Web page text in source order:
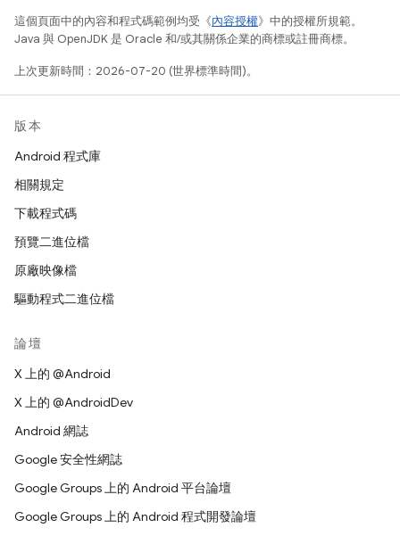
這個頁面中的內容和程式碼範例均受《內容授權》中的授權所規範。
Java 與 OpenJDK 是 Oracle 和/或其關係企業的商標或註冊商標。
上次更新時間：2026-07-20 (世界標準時間)。
版本
Android 程式庫
相關規定
下載程式碼
預覽二進位檔
原廠映像檔
驅動程式二進位檔
論壇
X 上的 @Android
X 上的 @AndroidDev
Android 網誌
Google 安全性網誌
Google Groups 上的 Android 平台論壇
Google Groups 上的 Android 程式開發論壇